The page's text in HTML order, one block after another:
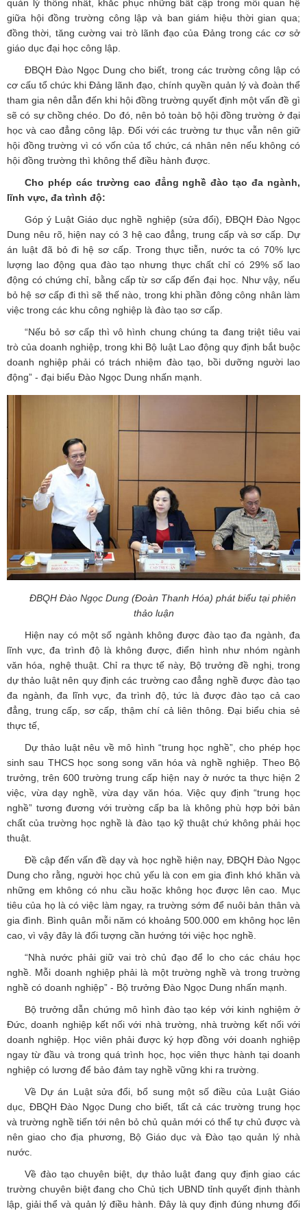
quản lý thống nhất, khắc phục những bất cập trong mối quan hệ
giữa hội đồng trường công lập và ban giám hiệu thời gian qua;
đồng thời, tăng cường vai trò lãnh đạo của Đảng trong các cơ sở
giáo dục đại học công lập.
ĐBQH Đào Ngọc Dung cho biết, trong các trường công lập có
cơ cấu tổ chức khi Đảng lãnh đạo, chính quyền quản lý và đoàn thể
tham gia nên dẫn đến khi hội đồng trường quyết định một vấn đề gì
sẽ có sự chồng chéo. Do đó, nên bỏ toàn bộ hội đồng trường ở đại
học và cao đẳng công lập. Đối với các trường tư thục vẫn nên giữ
hội đồng trường vì có vốn của tổ chức, cá nhân nên nếu không có
hội đồng trường thì không thể điều hành được.
Cho phép các trường cao đẳng nghề đào tạo đa ngành,
lĩnh vực, đa trình độ:
Góp ý Luật Giáo dục nghề nghiệp (sửa đổi), ĐBQH Đào Ngọc
Dung nêu rõ, hiện nay có 3 hệ cao đẳng, trung cấp và sơ cấp. Dự
án luật đã bỏ đi hệ sơ cấp. Trong thực tiễn, nước ta có 70% lực
lượng lao động qua đào tạo nhưng thực chất chỉ có 29% số lao
động có chứng chỉ, bằng cấp từ sơ cấp đến đại học. Như vậy, nếu
bỏ hệ sơ cấp đi thì sẽ thế nào, trong khi phần đông công nhân làm
việc trong các khu công nghiệp là đào tạo sơ cấp.
“Nếu bỏ sơ cấp thì vô hình chung chúng ta đang triệt tiêu vai
trò của doanh nghiệp, trong khi Bộ luật Lao động quy định bắt buộc
doanh nghiệp phải có trách nhiệm đào tạo, bồi dưỡng người lao
động” - đại biểu Đào Ngọc Dung nhấn mạnh.
ĐBQH Đào Ngọc Dung (Đoàn Thanh Hóa) phát biểu tại phiên
thảo luận
Hiện nay có một số ngành không được đào tạo đa ngành, đa
lĩnh vực, đa trình độ là không được, điển hình như nhóm ngành
văn hóa, nghệ thuật. Chỉ ra thực tế này, Bộ trưởng đề nghị, trong
dự thảo luật nên quy định các trường cao đẳng nghề được đào tạo
đa ngành, đa lĩnh vực, đa trình độ, tức là được đào tạo cả cao
đẳng, trung cấp, sơ cấp, thậm chí cả liên thông. Đại biểu chia sẻ
thực tế,
Dự thảo luật nêu về mô hình “trung học nghề”, cho phép học
sinh sau THCS học song song văn hóa và nghề nghiệp. Theo Bộ
trưởng, trên 600 trường trung cấp hiện nay ở nước ta thực hiện 2
việc, vừa dạy nghề, vừa dạy văn hóa. Việc quy định “trung học
nghề” tương đương với trường cấp ba là không phù hợp bởi bản
chất của trường học nghề là đào tạo kỹ thuật chứ không phải học
thuật.
Đề cập đến vấn đề dạy và học nghề hiện nay, ĐBQH Đào Ngọc
Dung cho rằng, người học chủ yếu là con em gia đình khó khăn và
những em không có nhu cầu hoặc không học được lên cao. Mục
tiêu của họ là có việc làm ngay, ra trường sớm để nuôi bản thân và
gia đình. Bình quân mỗi năm có khoảng 500.000 em không học lên
cao, vì vậy đây là đối tượng cần hướng tới việc học nghề.
“Nhà nước phải giữ vai trò chủ đạo để lo cho các cháu học
nghề. Mỗi doanh nghiệp phải là một trường nghề và trong trường
nghề có doanh nghiệp” - Bộ trưởng Đào Ngọc Dung nhấn mạnh.
Bộ trưởng dẫn chứng mô hình đào tạo kép với kinh nghiệm ở
Đức, doanh nghiệp kết nối với nhà trường, nhà trường kết nối với
doanh nghiệp. Học viên phải được ký hợp đồng với doanh nghiệp
ngay từ đầu và trong quá trình học, học viên thực hành tại doanh
nghiệp có lương để bảo đảm tay nghề vững khi ra trường.
Về Dự án Luật sửa đổi, bổ sung một số điều của Luật Giáo
dục, ĐBQH Đào Ngọc Dung cho biết, tất cả các trường trung học
và trường nghề tiến tới nên bỏ chủ quản mới có thể tự chủ được và
nên giao cho địa phương, Bộ Giáo dục và Đào tạo quản lý nhà
nước.
Về đào tạo chuyên biệt, dự thảo luật đang quy định giao các
trường chuyên biệt đang cho Chủ tịch UBND tỉnh quyết định thành
lập, giải thể và quản lý điều hành. Đây là quy định đúng nhưng đối